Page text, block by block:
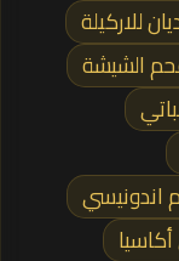
للاركيلة
الشيشة
اندونيسي